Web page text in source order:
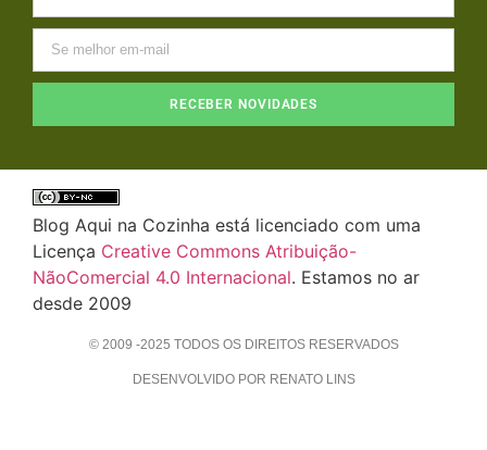
RECEBER NOVIDADES
Blog Aqui na Cozinha está licenciado com uma
Licença Creative Commons Atribuição-
NãoComercial 4.0 Internacional. Estamos no ar
desde 2009
© 2009 -2025 TODOS OS DIREITOS RESERVADOS
DESENVOLVIDO POR RENATO LINS